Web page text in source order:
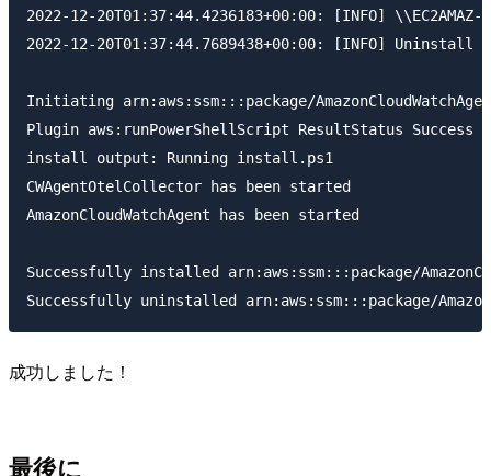
2022-12-20T01:37:44.4236183+00:00: [INFO]
2022-12-20T01:37:44.7689438+00:00: [INFO] Uninstall
Initiating arn:aws:ssm:::package/
Plugin aws:runPowerShellScript ResultStatus Success
install output: Running install.ps1
CWAgentOtelCollector has been started
AmazonCloudWatchAgent has been started
Successfully installed arn:aws:ssm:::package/
成功しました！
最後に